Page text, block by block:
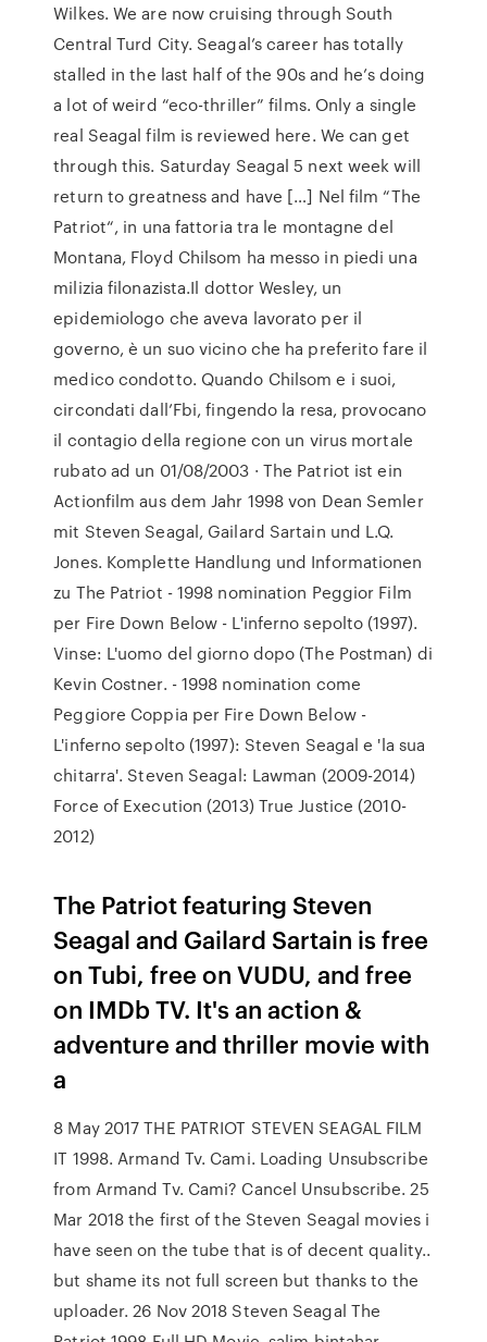
Wilkes. We are now cruising through South
Central Turd City. Seagal’s career has totally
stalled in the last half of the 90s and he’s doing
a lot of weird “eco-thriller” films. Only a single
real Seagal film is reviewed here. We can get
through this. Saturday Seagal 5 next week will
return to greatness and have […] Nel film “The
Patriot“, in una fattoria tra le montagne del
Montana, Floyd Chilsom ha messo in piedi una
milizia filonazista.Il dottor Wesley, un
epidemiologo che aveva lavorato per il
governo, è un suo vicino che ha preferito fare il
medico condotto. Quando Chilsom e i suoi,
circondati dall’Fbi, fingendo la resa, provocano
il contagio della regione con un virus mortale
rubato ad un 01/08/2003 · The Patriot ist ein
Actionfilm aus dem Jahr 1998 von Dean Semler
mit Steven Seagal, Gailard Sartain und L.Q.
Jones. Komplette Handlung und Informationen
zu The Patriot - 1998 nomination Peggior Film
per Fire Down Below - L'inferno sepolto (1997).
Vinse: L'uomo del giorno dopo (The Postman) di
Kevin Costner. - 1998 nomination come
Peggiore Coppia per Fire Down Below -
L'inferno sepolto (1997): Steven Seagal e 'la sua
chitarra'. Steven Seagal: Lawman (2009-2014)
Force of Execution (2013) True Justice (2010-
2012)
The Patriot featuring Steven
Seagal and Gailard Sartain is free
on Tubi, free on VUDU, and free
on IMDb TV. It's an action &
adventure and thriller movie with
a
8 May 2017 THE PATRIOT STEVEN SEAGAL FILM
IT 1998. Armand Tv. Cami. Loading Unsubscribe
from Armand Tv. Cami? Cancel Unsubscribe. 25
Mar 2018 the first of the Steven Seagal movies i
have seen on the tube that is of decent quality..
but shame its not full screen but thanks to the
uploader. 26 Nov 2018 Steven Seagal The